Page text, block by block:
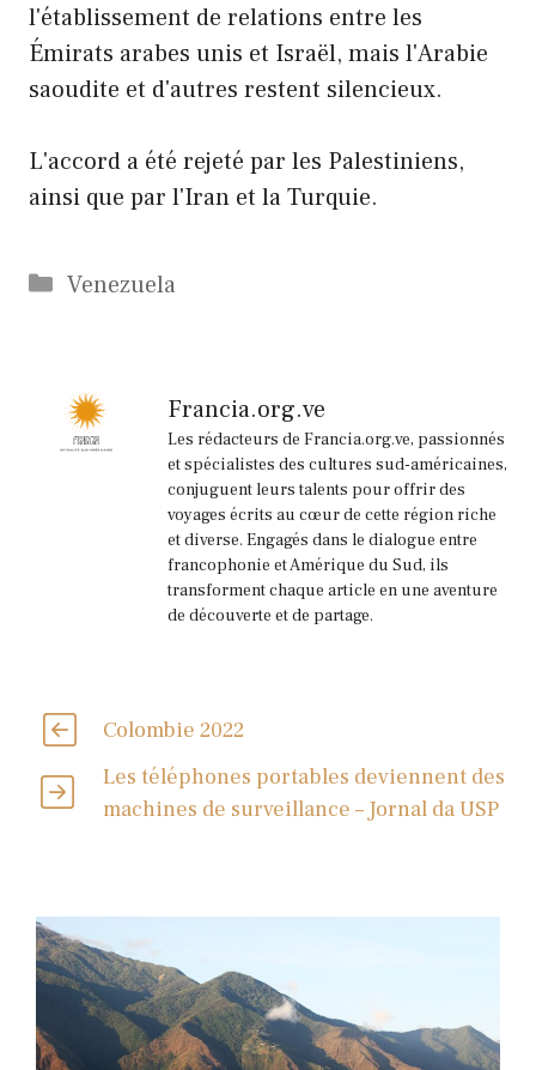
l'établissement de relations entre les
Émirats arabes unis et Israël, mais l'Arabie
saoudite et d'autres restent silencieux.
L'accord a été rejeté par les Palestiniens,
ainsi que par l'Iran et la Turquie.
Catégories
Venezuela
Francia.org.ve
Les rédacteurs de Francia.org.ve, passionnés
et spécialistes des cultures sud-américaines,
conjuguent leurs talents pour offrir des
voyages écrits au cœur de cette région riche
et diverse. Engagés dans le dialogue entre
francophonie et Amérique du Sud, ils
transforment chaque article en une aventure
de découverte et de partage.
Colombie 2022
Les téléphones portables deviennent des
machines de surveillance – Jornal da USP